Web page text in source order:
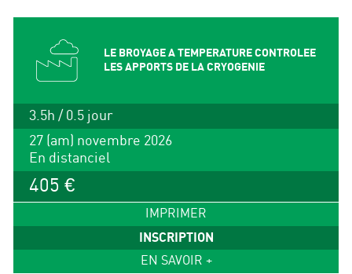
LE BROYAGE A TEMPERATURE CONTROLEE
LES APPORTS DE LA CRYOGENIE
3.5h / 0.5 jour
27 (am) novembre 2026
En distanciel
405 €
IMPRIMER
INSCRIPTION
EN SAVOIR +